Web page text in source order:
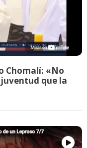
Chomalí: «No
que la